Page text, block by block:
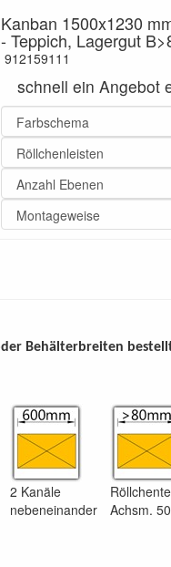
Kanban 1500x1230
- Teppich, Lagergut
912159111
schnell ein Angebot
Behälterbreiten
2 Kanäle
nebeneinander
Achsm.